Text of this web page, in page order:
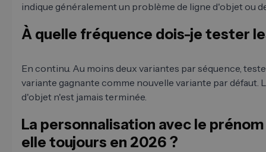
indique généralement un problème de ligne d'objet ou
À quelle fréquence dois-je tester
En continu. Au moins deux variantes par séquence,
variante gagnante comme nouvelle variante par défaut.
d'objet n'est jamais terminée.
La personnalisation avec le
elle toujours en 2026 ?